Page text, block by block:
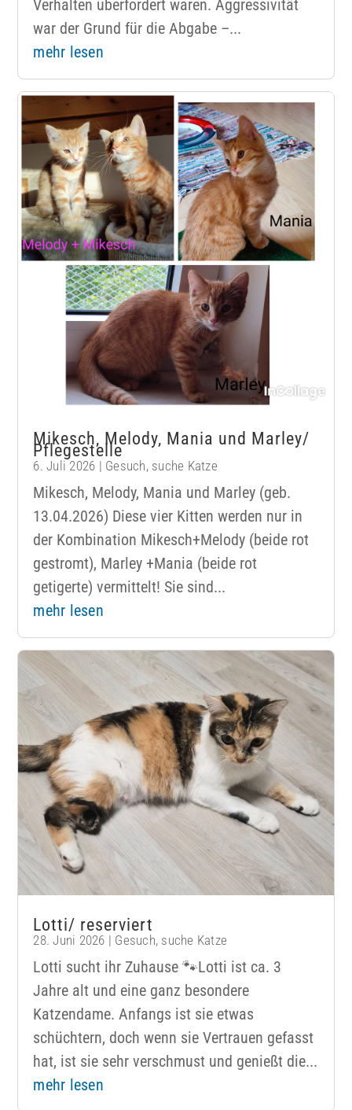
Verhalten überfordert waren. Aggressivität
war der Grund für die Abgabe –...
mehr lesen
Mikesch, Melody, Mania und Marley/
Pflegestelle
6. Juli 2026 | Gesuch, suche Katze
Mikesch, Melody, Mania und Marley (geb.
13.04.2026) Diese vier Kitten werden nur in
der Kombination Mikesch+Melody (beide rot
gestromt), Marley +Mania (beide rot
getigerte) vermittelt! Sie sind...
mehr lesen
Lotti/ reserviert
28. Juni 2026 | Gesuch, suche Katze
Lotti sucht ihr Zuhause 🐾Lotti ist ca. 3
Jahre alt und eine ganz besondere
Katzendame. Anfangs ist sie etwas
schüchtern, doch wenn sie Vertrauen gefasst
hat, ist sie sehr verschmust und genießt die...
mehr lesen